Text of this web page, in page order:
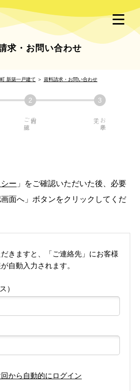
求・お問い合わせ
新築一戸建て ＞ 資料請求・お問い合わせ
内容の
ご確認 お手続き
ー 」をご確認いただいた後、必要
面へ」ボタンをクリックしてくだ
きますと、「ご連絡先」にお客様
自動入力されます。
）
回から自動的にログイン